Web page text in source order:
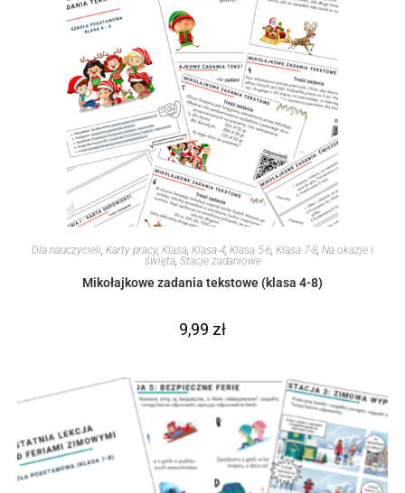
Dla nauczycieli, Karty pracy, Klasa, Klasa 4, Klasa 5-6, Klasa 7-8, Na okazje i
święta, Stacje zadaniowe
Mikołajkowe zadania tekstowe (klasa 4-8)
9,99 zł